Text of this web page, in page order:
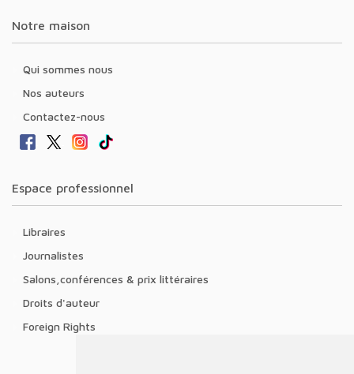
Notre maison
Qui sommes nous
Nos auteurs
Contactez-nous
Espace professionnel
Libraires
Journalistes
Salons,conférences & prix littéraires
Droits d'auteur
Foreign Rights